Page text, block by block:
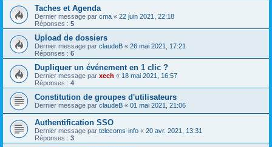
Taches et Agenda
Dernier message par cma « 22 juin 2021, 22:18
Réponses : 5
Upload de dossiers
Dernier message par claudeB « 26 mai 2021, 17:21
Réponses : 6
Dupliquer un événement en 1 clic ?
Dernier message par xech « 18 mai 2021, 16:57
Réponses : 4
Constitution de groupes d'utilisateurs
Dernier message par claudeB « 01 mai 2021, 21:06
Authentification SSO
Dernier message par telecoms-info « 20 avr. 2021, 13:31
Réponses : 3